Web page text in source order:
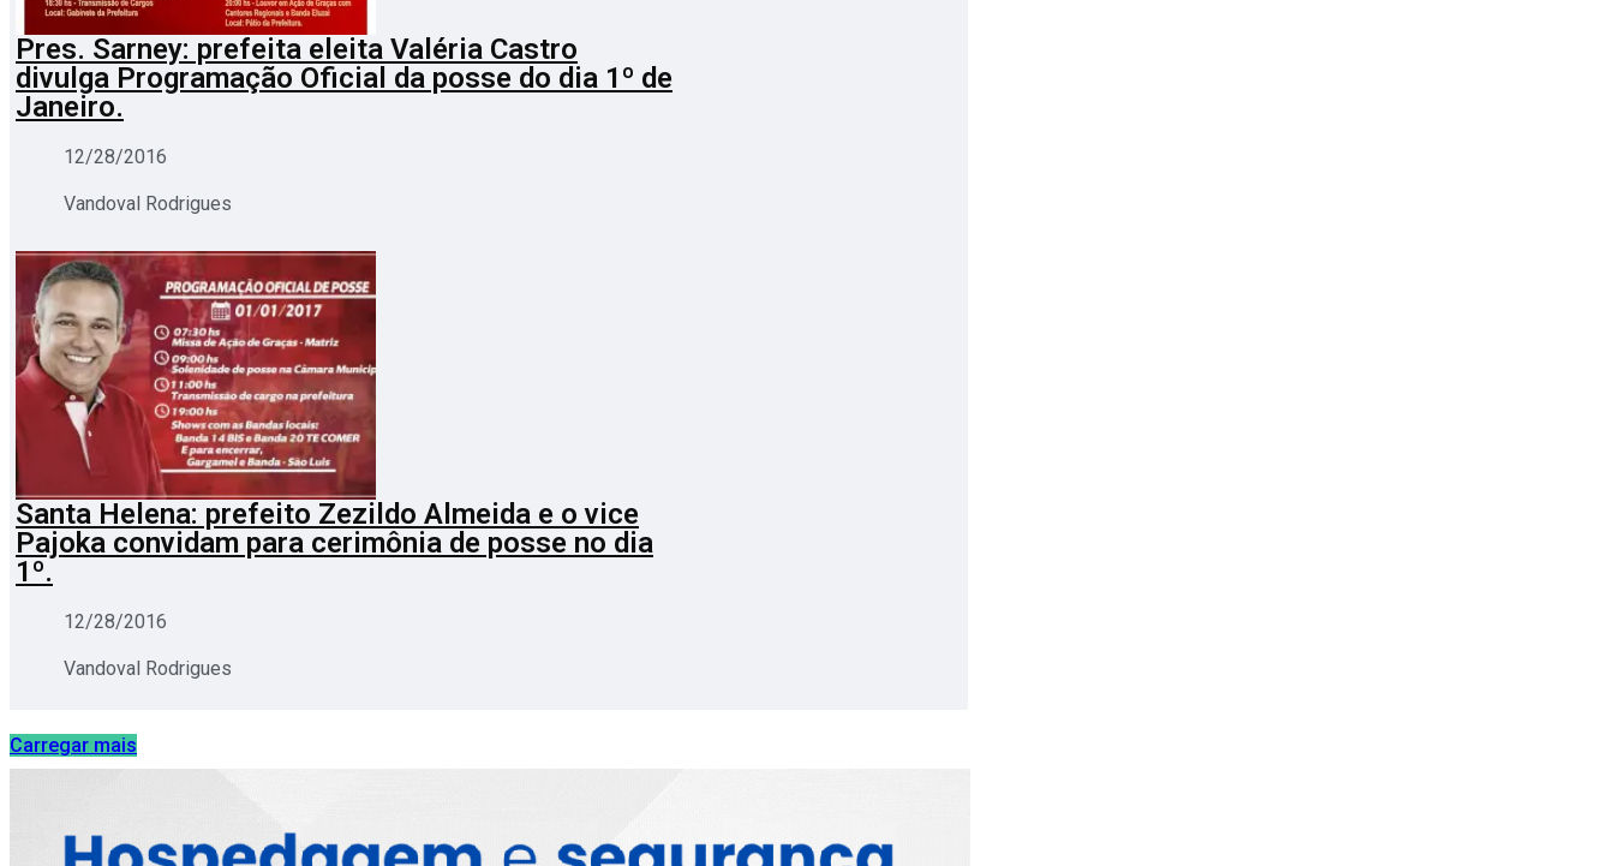
Pres. Sarney: prefeita eleita Valéria Castro
divulga Programação Oficial da posse do dia 1º de
Janeiro.
12/28/2016
Vandoval Rodrigues
Santa Helena: prefeito Zezildo Almeida e o vice
Pajoka convidam para cerimônia de posse no dia
1º.
12/28/2016
Vandoval Rodrigues
Carregar mais